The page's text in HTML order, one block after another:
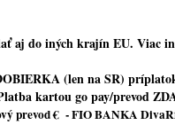
aj do iných krajín EU. Viac
(len na SR)
kartou go pay/prevod
prevod € - FIO BANKA